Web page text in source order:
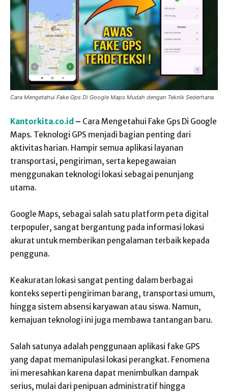
Cara Mengetahui Fake Gps Di Google Maps Mudah dengan Teknik Sederhana
Kantorkita.co.id – Cara Mengetahui Fake Gps Di Google
Maps. Teknologi GPS menjadi bagian penting dari
aktivitas harian. Hampir semua aplikasi layanan
transportasi, pengiriman, serta kepegawaian
menggunakan teknologi lokasi sebagai penunjang
utama.
Google Maps, sebagai salah satu platform peta digital
terpopuler, sangat bergantung pada informasi lokasi
akurat untuk memberikan pengalaman terbaik kepada
pengguna.
Keakuratan lokasi sangat penting dalam berbagai
konteks seperti pengiriman barang, transportasi umum,
hingga sistem absensi karyawan atau siswa. Namun,
kemajuan teknologi ini juga membawa tantangan baru.
Salah satunya adalah penggunaan aplikasi fake GPS
yang dapat memanipulasi lokasi perangkat. Fenomena
ini meresahkan karena dapat menimbulkan dampak
serius, mulai dari penipuan administratif hingga